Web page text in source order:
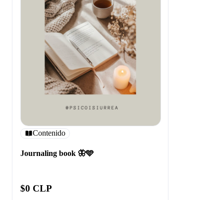
Contenido
Journaling book 🦋🩵
$0 CLP